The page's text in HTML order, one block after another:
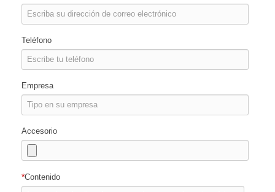
Teléfono
Empresa
Accesorio
*Contenido